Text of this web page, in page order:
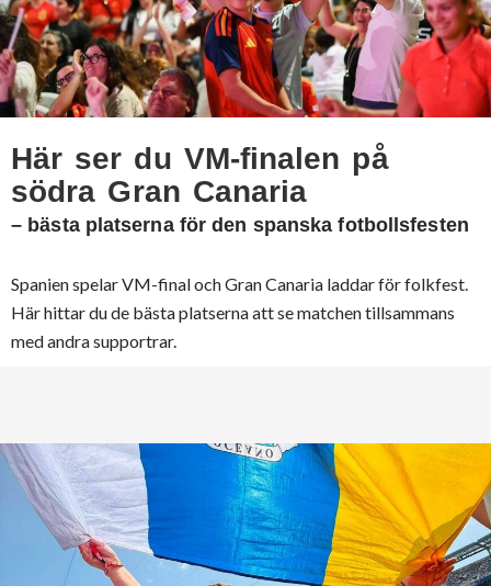
Här ser du VM-finalen på
södra Gran Canaria
– bästa platserna för den spanska fotbollsfesten
Spanien spelar VM-final och Gran Canaria laddar för folkfest.
Här hittar du de bästa platserna att se matchen tillsammans
med andra supportrar.